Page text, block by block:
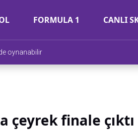
FORMULA 1 CANLI
oynanabilir
çeyrek finale çıktı